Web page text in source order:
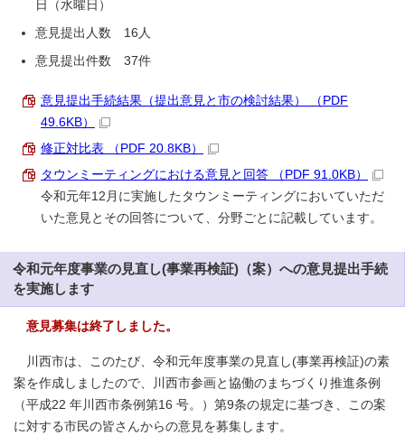
日（水曜日）
意見提出人数 16人
意見提出件数 37件
意見提出手続結果（提出意見と市の検討結果） （PDF
49.6KB）
修正対比表 （PDF 20.8KB）
タウンミーティングにおける意見と回答 （PDF 91.0KB）
令和元年12月に実施したタウンミーティングにおいていただ
いた意見とその回答について、分野ごとに記載しています。
令和元年度事業の見直し(事業再検証)（案）への意見提出手続
を実施します
意見募集は終了しました。
川西市は、このたび、令和元年度事業の見直し(事業再検証)の素
案を作成しましたので、川西市参画と協働のまちづくり推進条例
（平成22 年川西市条例第16 号。）第9条の規定に基づき、この案
に対する市民の皆さんからの意見を募集します。